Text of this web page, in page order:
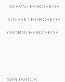
DNEVNI HOROSKOP
KINESKI HOROSKOP
OSOBNI HOROSKOP
SANJARICA